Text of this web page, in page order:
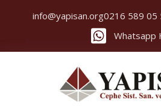
info@yapisan.org0216 589 05
Whatsapp